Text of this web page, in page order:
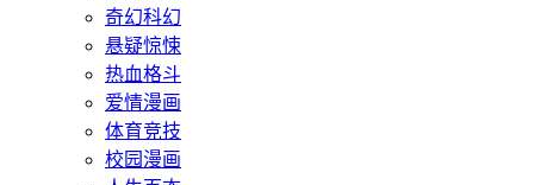
奇幻科幻
悬疑惊悚
热血格斗
爱情漫画
体育竞技
校园漫画